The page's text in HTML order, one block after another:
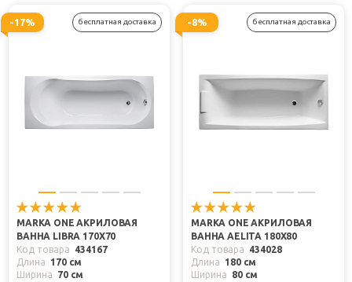
-17% бесплатная доставка
MARKA ONE АКРИЛОВАЯ
ВАННА LIBRA 170X70
Код товара
434167
Длина
170 см
Ширина
70 см
-8% бесплатная доставка
MARKA ONE АКРИЛОВАЯ
ВАННА AELITA 180X80
Код товара
434028
Длина
180 см
Ширина
80 см